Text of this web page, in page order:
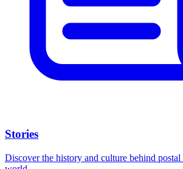
Stories
Discover the history and culture behind postal